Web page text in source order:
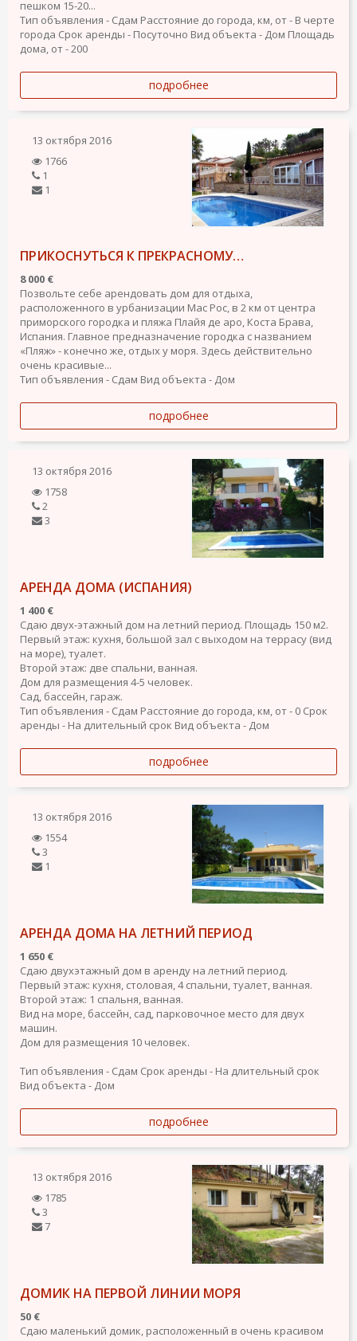
пешком 15-20...
Тип объявления - Сдам Расстояние до города, км, от - В черте
города Срок аренды - Посуточно Вид объекта - Дом Площадь
дома, от - 200
подробнее
13 октября 2016
1766
1
1
ПРИКОСНУТЬСЯ К ПРЕКРАСНОМУ…
8 000 €
Позвольте себе арендовать дом для отдыха,
расположенного в урбанизации Мас Рос, в 2 км от центра
приморского городка и пляжа Плайя де аро, Коста Брава,
Испания. Главное предназначение городка с названием
«Пляж» - конечно же, отдых у моря. Здесь действительно
очень красивые...
Тип объявления - Сдам Вид объекта - Дом
подробнее
13 октября 2016
1758
2
3
АРЕНДА ДОМА (ИСПАНИЯ)
1 400 €
Сдаю двух-этажный дом на летний период. Площадь 150 м2.
Первый этаж: кухня, большой зал с выходом на террасу (вид
на море), туалет.
Второй этаж: две спальни, ванная.
Дом для размещения 4-5 человек.
Сад, бассейн, гараж.
Тип объявления - Сдам Расстояние до города, км, от - 0 Срок
аренды - На длительный срок Вид объекта - Дом
подробнее
13 октября 2016
1554
3
1
АРЕНДА ДОМА НА ЛЕТНИЙ ПЕРИОД
1 650 €
Сдаю двухэтажный дом в аренду на летний период.
Первый этаж: кухня, столовая, 4 спальни, туалет, ванная.
Второй этаж: 1 спальня, ванная.
Вид на море, бассейн, сад, парковочное место для двух
машин.
Дом для размещения 10 человек.
Тип объявления - Сдам Срок аренды - На длительный срок
Вид объекта - Дом
подробнее
13 октября 2016
1785
3
7
ДОМИК НА ПЕРВОЙ ЛИНИИ МОРЯ
50 €
Сдаю маленький домик, расположенный в очень красивом